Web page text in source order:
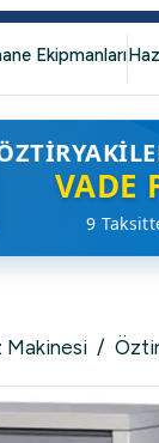
Ekipmanları
VADE
9
Makinesi /